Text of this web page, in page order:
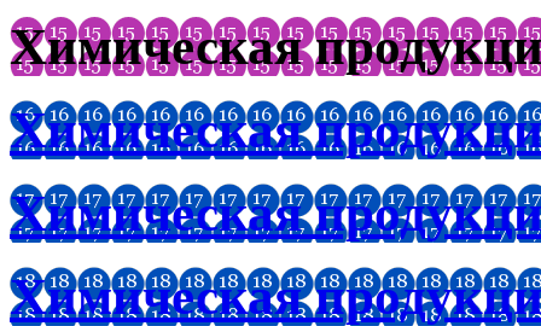
Химическая
Химическая
Химическая
Химическая